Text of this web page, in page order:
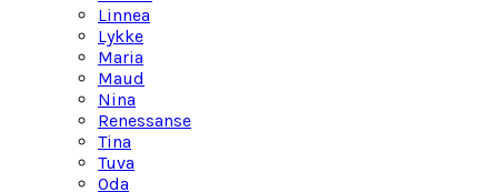
Linnea
Lykke
Maria
Maud
Nina
Renessanse
Tina
Tuva
Oda